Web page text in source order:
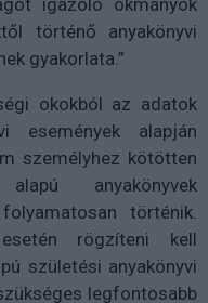
igazoló okmányok
történő anyakönyvi
gyakorlata.”
okokból az adatok
események alapján
személyhez kötötten
anyakönyvek
történik.
rögzíteni kell
születési anyakönyvi
legfontosabb